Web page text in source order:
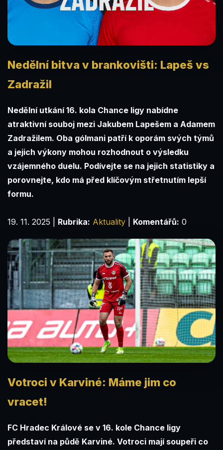
Nedělní bitva v brankovišti: Lapeš vs
Zadražil
Nedělní utkání 16. kola Chance ligy nabídne
atraktivní souboj mezi Jakubem Lapešem a Adamem
Zadražilem. Oba gólmani patří k oporám svých týmů
a jejich výkony mohou rozhodnout o výsledku
vzájemného duelu. Podívejte se na jejich statistiky a
porovnejte, kdo má před klíčovým střetnutím lepší
formu.
19. 11. 2025 Rubrika: Aktuality Komentářů: 0
Votroci v Karviné: Máme jim co
vracet!
FC Hradec Králové se v 16. kole Chance ligy
představí na půdě Karviné. Votroci mají soupeři co